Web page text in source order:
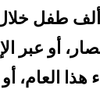
التي ستقضي على 50
أو عبر
هذا